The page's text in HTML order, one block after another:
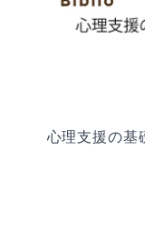
心理支援の基